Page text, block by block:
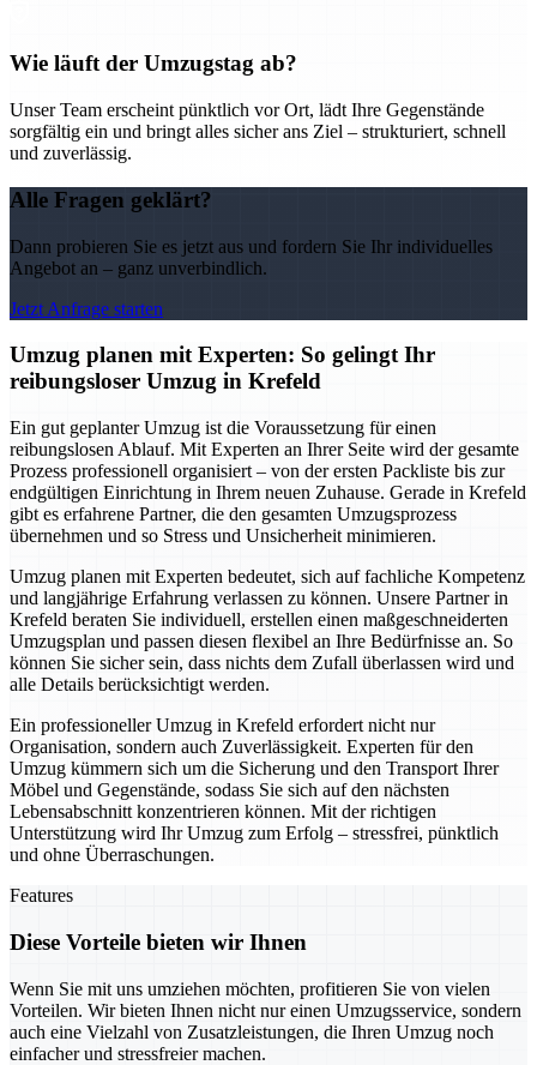
Wie läuft der Umzugstag ab?
Unser Team erscheint pünktlich vor Ort, lädt Ihre Gegenstände
sorgfältig ein und bringt alles sicher ans Ziel – strukturiert, schnell
und zuverlässig.
Alle Fragen geklärt?
Dann probieren Sie es jetzt aus und fordern Sie Ihr individuelles
Angebot an – ganz unverbindlich.
Jetzt Anfrage starten
Umzug planen mit Experten: So gelingt Ihr
reibungsloser Umzug in Krefeld
Ein gut geplanter Umzug ist die Voraussetzung für einen
reibungslosen Ablauf. Mit Experten an Ihrer Seite wird der gesamte
Prozess professionell organisiert – von der ersten Packliste bis zur
endgültigen Einrichtung in Ihrem neuen Zuhause. Gerade in Krefeld
gibt es erfahrene Partner, die den gesamten Umzugsprozess
übernehmen und so Stress und Unsicherheit minimieren.
Umzug planen mit Experten bedeutet, sich auf fachliche Kompetenz
und langjährige Erfahrung verlassen zu können. Unsere Partner in
Krefeld beraten Sie individuell, erstellen einen maßgeschneiderten
Umzugsplan und passen diesen flexibel an Ihre Bedürfnisse an. So
können Sie sicher sein, dass nichts dem Zufall überlassen wird und
alle Details berücksichtigt werden.
Ein professioneller Umzug in Krefeld erfordert nicht nur
Organisation, sondern auch Zuverlässigkeit. Experten für den
Umzug kümmern sich um die Sicherung und den Transport Ihrer
Möbel und Gegenstände, sodass Sie sich auf den nächsten
Lebensabschnitt konzentrieren können. Mit der richtigen
Unterstützung wird Ihr Umzug zum Erfolg – stressfrei, pünktlich
und ohne Überraschungen.
Features
Diese Vorteile bieten wir Ihnen
Wenn Sie mit uns umziehen möchten, profitieren Sie von vielen
Vorteilen. Wir bieten Ihnen nicht nur einen Umzugsservice, sondern
auch eine Vielzahl von Zusatzleistungen, die Ihren Umzug noch
einfacher und stressfreier machen.